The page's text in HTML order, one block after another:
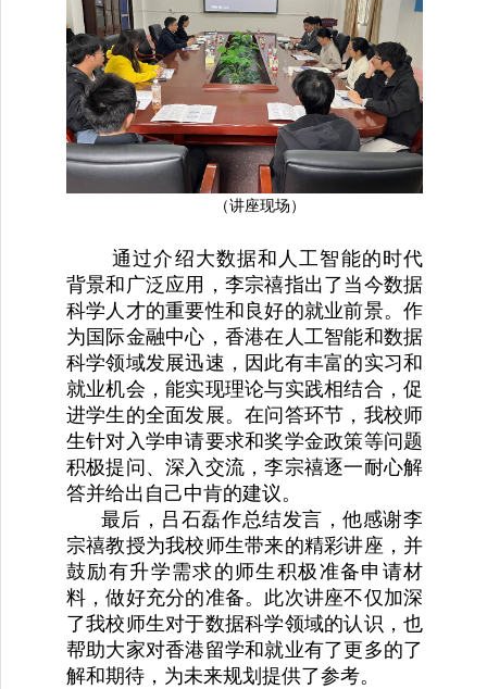
（讲座现场）
通过介绍大数据和人工智能的时代
背景和广泛应用，李宗禧指出了当今数据
科学人才的重要性和良好的就业前景。作
为国际金融中心，香港在人工智能和数据
科学领域发展迅速，因此有丰富的实习和
就业机会，能实现理论与实践相结合，促
进学生的全面发展。在问答环节，我校师
生针对入学申请要求和奖学金政策等问题
积极提问、深入交流，李宗禧逐一耐心解
答并给出自己中肯的建议。
最后，吕石磊作总结发言，他感谢李
宗禧教授为我校师生带来的精彩讲座，并
鼓励有升学需求的师生积极准备申请材
料，做好充分的准备。此次讲座不仅加深
了我校师生对于数据科学领域的认识，也
帮助大家对香港留学和就业有了更多的了
解和期待，为未来规划提供了参考。